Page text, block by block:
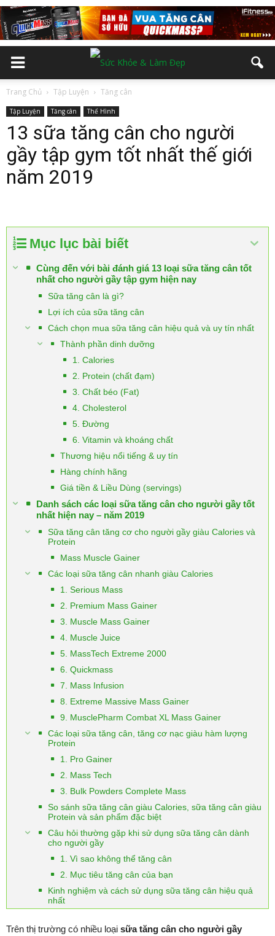
Trang Chủ Tập Luyện Tăng cân
Tập Luyện Tăng cân Thể Hình
13 sữa tăng cân cho người
gầy tập gym tốt nhất thế giới
năm 2019
Mục lục bài biết
Cùng đến với bài đánh giá 13 loại sữa tăng cân tốt
nhất cho người gầy tập gym hiện nay
Sữa tăng cân là gì?
Lợi ích của sữa tăng cân
Cách chọn mua sữa tăng cân hiệu quả và uy tín nhất
Thành phần dinh dưỡng
1. Calories
2. Protein (chất đạm)
3. Chất béo (Fat)
4. Cholesterol
5. Đường
6. Vitamin và khoáng chất
Thương hiệu nổi tiếng & uy tín
Hàng chính hãng
Giá tiền & Liều Dùng (servings)
Danh sách các loại sữa tăng cân cho người gầy tốt
nhất hiện nay – năm 2019
Sữa tăng cân tăng cơ cho người gầy giàu Calories và
Protein
Mass Muscle Gainer
Các loại sữa tăng cân nhanh giàu Calories
1. Serious Mass
2. Premium Mass Gainer
3. Muscle Mass Gainer
4. Muscle Juice
5. MassTech Extreme 2000
6. Quickmass
7. Mass Infusion
8. Extreme Massive Mass Gainer
9. MusclePharm Combat XL Mass Gainer
Các loại sữa tăng cân, tăng cơ nạc giàu hàm lượng
Protein
1. Pro Gainer
2. Mass Tech
3. Bulk Powders Complete Mass
So sánh sữa tăng cân giàu Calories, sữa tăng cân giàu
Protein và sản phẩm đặc biệt
Câu hỏi thường gặp khi sử dụng sữa tăng cân dành
cho người gầy
1. Vì sao không thể tăng cân
2. Mục tiêu tăng cân của bạn
Kinh nghiệm và cách sử dụng sữa tăng cân hiệu quả
nhất
Trên thị trường có nhiều loại sữa tăng cân cho người gầy